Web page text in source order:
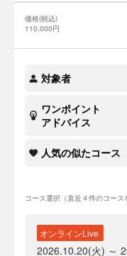
価格(税込)
110,000円
対象者
ワンポイント
アドバイス
人気の似たコース
コース選択（直近４件のコース
オンラインLive
2026.10.20(火) ～